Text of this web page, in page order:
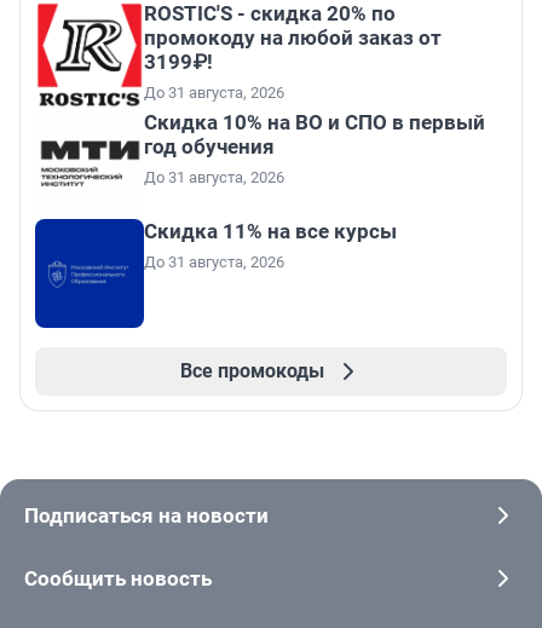
ROSTIC'S - скидка 20% по
промокоду на любой заказ от
3199₽!
До 31 августа, 2026
Скидка 10% на ВО и СПО в первый
год обучения
До 31 августа, 2026
Скидка 11% на все курсы
До 31 августа, 2026
Все промокоды
Подписаться на новости
Сообщить новость